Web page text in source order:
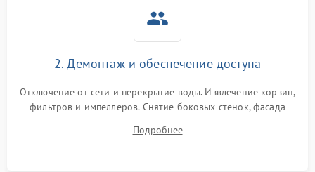
2. Демонтаж и обеспечение доступа
Отключение от сети и перекрытие воды. Извлечение корзин,
фильтров и импеллеров. Снятие боковых стенок, фасада
циркуляционному насосу, ТЭНу и сливной помпе.
Подробнее